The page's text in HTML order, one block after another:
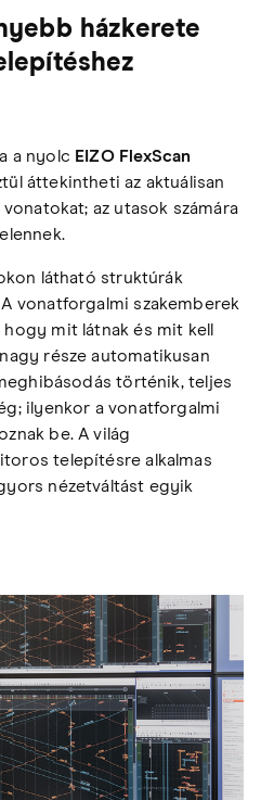
házkerete
a nyolc EIZO FlexScan
áttekintheti az aktuálisan
az utasok számára
látható struktúrák
vonatforgalmi szakemberek
mit látnak és mit kell
része automatikusan
történik, teljes
ilyenkor a vonatforgalmi
be. A világ
telepítésre alkalmas
nézetváltást egyik